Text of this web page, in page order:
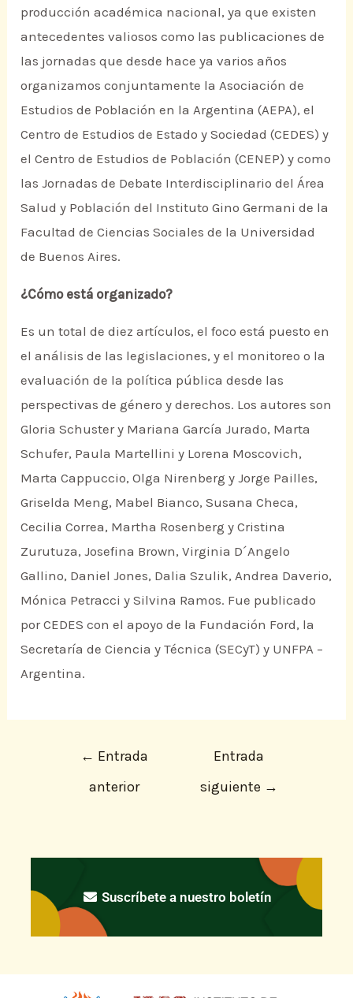
producción académica nacional, ya que existen
antecedentes valiosos como las publicaciones de
las jornadas que desde hace ya varios años
organizamos conjuntamente la Asociación de
Estudios de Población en la Argentina (AEPA), el
Centro de Estudios de Estado y Sociedad (CEDES) y
el Centro de Estudios de Población (CENEP) y como
las Jornadas de Debate Interdisciplinario del Área
Salud y Población del Instituto Gino Germani de la
Facultad de Ciencias Sociales de la Universidad
de Buenos Aires.
¿Cómo está organizado?
Es un total de diez artículos, el foco está puesto en
el análisis de las legislaciones, y el monitoreo o la
evaluación de la política pública desde las
perspectivas de género y derechos. Los autores son
Gloria Schuster y Mariana García Jurado, Marta
Schufer, Paula Martellini y Lorena Moscovich,
Marta Cappuccio, Olga Nirenberg y Jorge Pailles,
Griselda Meng, Mabel Bianco, Susana Checa,
Cecilia Correa, Martha Rosenberg y Cristina
Zurutuza, Josefina Brown, Virginia D´Angelo
Gallino, Daniel Jones, Dalia Szulik, Andrea Daverio,
Mónica Petracci y Silvina Ramos. Fue publicado
por CEDES con el apoyo de la Fundación Ford, la
Secretaría de Ciencia y Técnica (SECyT) y UNFPA –
Argentina.
← Entrada
anterior
Entrada
siguiente →
Suscríbete a nuestro boletín